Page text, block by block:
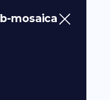
mosaica